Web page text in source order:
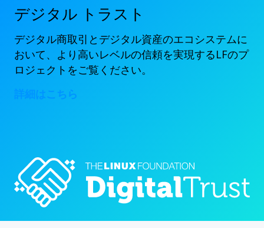
デジタル トラスト
デジタル商取引とデジタル資産のエコシステムに
おいて、より高いレベルの信頼を実現するLFのプ
ロジェクトをご覧ください。
詳細はこちら